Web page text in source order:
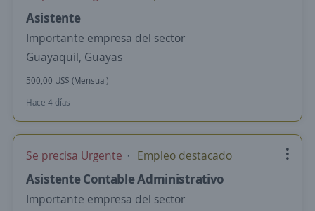
Asistente
Importante empresa del sector
Guayaquil, Guayas
500,00 US$ (Mensual)
Hace 4 días
Se precisa Urgente Empleo destacado
Asistente Contable Administrativo
Importante empresa del sector